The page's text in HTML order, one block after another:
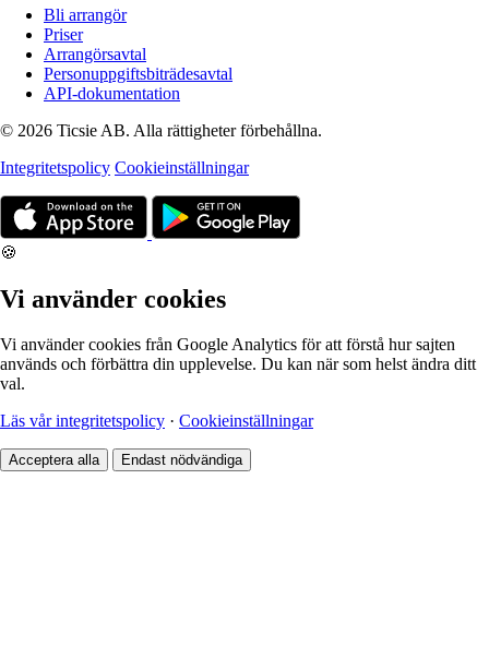
Bli arrangör
Priser
Arrangörsavtal
Personuppgiftsbiträdesavtal
API-dokumentation
© 2026 Ticsie AB. Alla rättigheter förbehållna.
Integritetspolicy Cookieinställningar
🍪
Vi använder cookies
Vi använder cookies från Google Analytics för att förstå hur sajten
används och förbättra din upplevelse. Du kan när som helst ändra ditt
val.
Läs vår integritetspolicy · Cookieinställningar
Acceptera alla Endast nödvändiga